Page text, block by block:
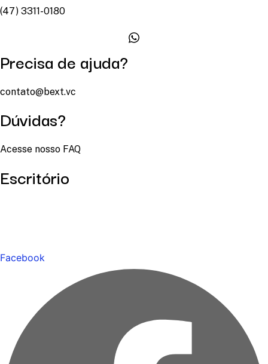
(47) 3311-0180
Precisa de ajuda?
contato@bext.vc
Dúvidas?
Acesse nosso FAQ
Escritório
Facebook